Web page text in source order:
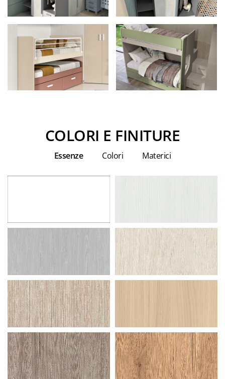
COLORI E FINITURE
Essenze Colori Materici